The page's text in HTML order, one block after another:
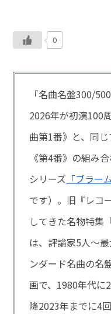
0
「名曲名盤300/
2026年が初演100
曲第1番》と、同
《第4番》の組み
シリーズ 「ブラー
です）。旧『レコ
してきた名物特集
は、評論家5人～
ンダード名曲の名
画で、1980年代に
降2023年までに4